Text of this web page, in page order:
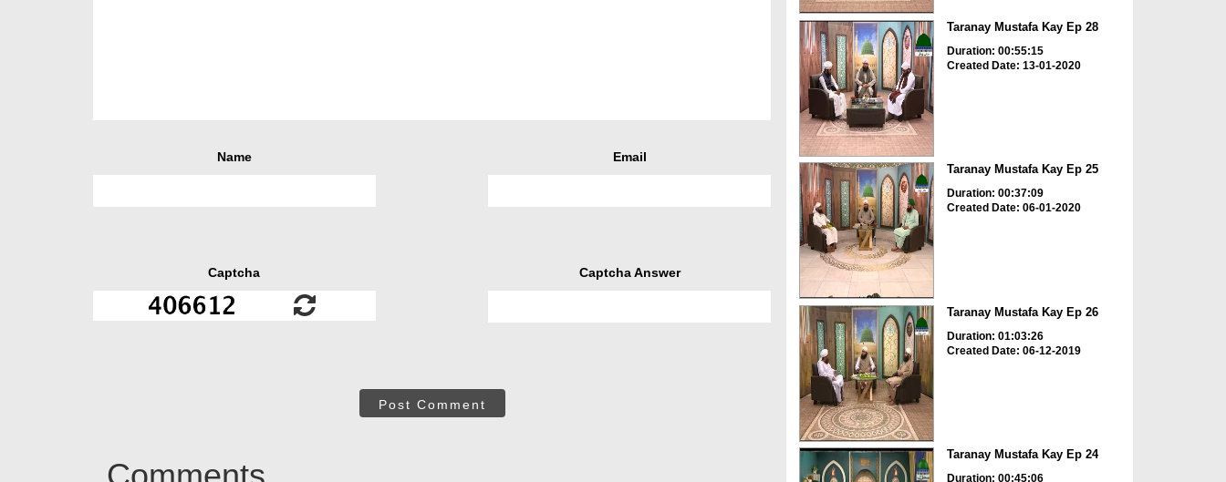
Name Email
Captcha Captcha Answer
Post Comment
Taranay Mustafa Kay Ep 28
Duration: 00:55:15
Created Date: 13-01-2020
Taranay Mustafa Kay Ep 25
Duration: 00:37:09
Created Date: 06-01-2020
Taranay Mustafa Kay Ep 26
Duration: 01:03:26
Created Date: 06-12-2019
Taranay Mustafa Kay Ep 24
Duration: 00:45:06